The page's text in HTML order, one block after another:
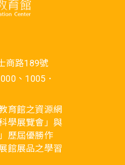
商路189號
、1005．
育館之資源網
學展覽會」與
歷屆優勝作
館展品之學習